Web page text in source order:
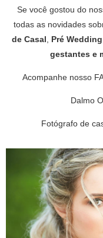
Se você gostou do
todas as novidades
de Casal
Pré Wedding
gestantes e
Acompanhe nosso
Dalmo
Fotógrafo de